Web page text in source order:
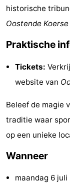
Paardrijden
-
Forum
historische
Oostende Koerse
Praktische
Tickets:
website van
Beleef de magie
traditie waar
op een unieke
Wanneer
maandag 6 juli